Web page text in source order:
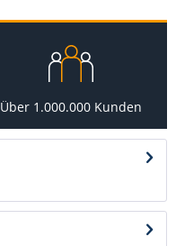
Über 1.000.000 Kunden